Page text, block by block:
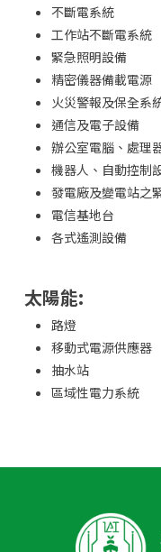
不斷電系統
工作站不斷電系統
緊急照明設備
精密儀器備載電源
火災警報及保全系
通信及電子設備
辦公室電腦、處理
機器人、自動控制
發電廠及變電站之
電信基地台
各式遙測設備
太陽能:
路燈
移動式電源供應器
抽水站
區域性電力系統